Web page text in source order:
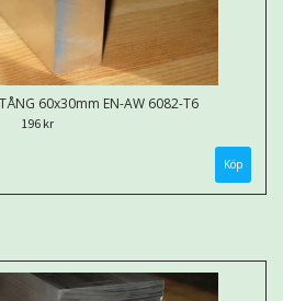
60x30mm EN-AW 6082-T6
196 kr
Köp